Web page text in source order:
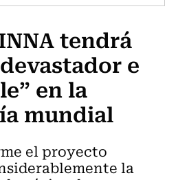
y TV Usach
tendrá
e
en la
mundial
el proyecto
la